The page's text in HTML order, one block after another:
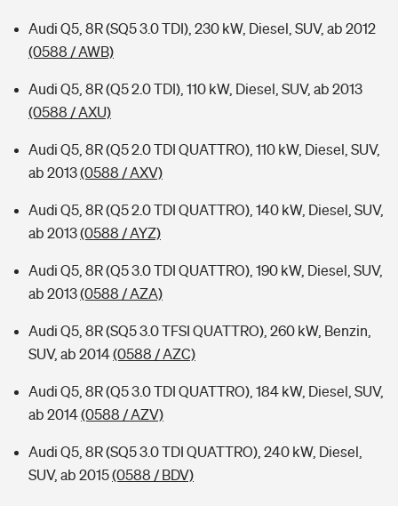
Audi Q5, 8R (SQ5 3.0 TDI), 230 kW, Diesel, SUV, ab 2012
(0588 / AWB)
Audi Q5, 8R (Q5 2.0 TDI), 110 kW, Diesel, SUV, ab 2013
(0588 / AXU)
Audi Q5, 8R (Q5 2.0 TDI QUATTRO), 110 kW, Diesel, SUV,
ab 2013(0588 / AXV)
Audi Q5, 8R (Q5 2.0 TDI QUATTRO), 140 kW, Diesel, SUV,
ab 2013(0588 / AYZ)
Audi Q5, 8R (Q5 3.0 TDI QUATTRO), 190 kW, Diesel, SUV,
ab 2013(0588 / AZA)
Audi Q5, 8R (SQ5 3.0 TFSI QUATTRO), 260 kW, Benzin,
SUV, ab 2014(0588 / AZC)
Audi Q5, 8R (Q5 3.0 TDI QUATTRO), 184 kW, Diesel, SUV,
ab 2014(0588 / AZV)
Audi Q5, 8R (SQ5 3.0 TDI QUATTRO), 240 kW, Diesel,
SUV, ab 2015(0588 / BDV)